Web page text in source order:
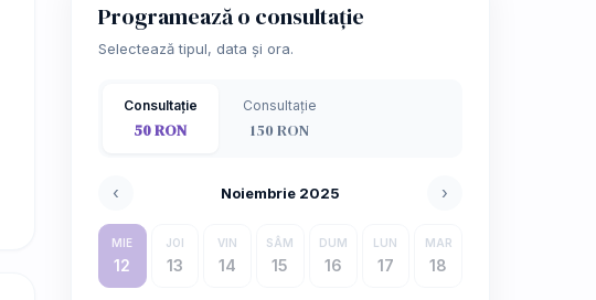
Programează o consultație
Selectează tipul, data și ora.
Consultație
50 RON
Consultație
150 RON
‹ Noiembrie 2025 ›
MIE
12
JOI
13
VIN
14
SÂM
15
DUM
16
LUN
17
MAR
18